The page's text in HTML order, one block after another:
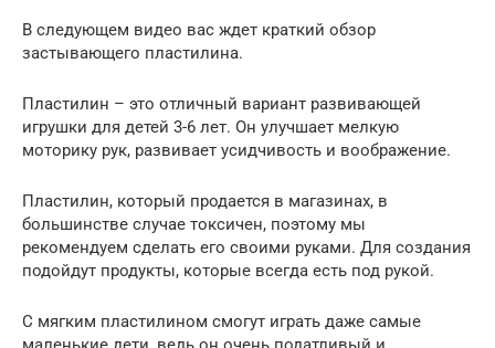
В следующем видео вас ждет краткий обзор
застывающего пластилина.
Пластилин – это отличный вариант развивающей
игрушки для детей 3-6 лет. Он улучшает мелкую
моторику рук, развивает усидчивость и воображение.
Пластилин, который продается в магазинах, в
большинстве случае токсичен, поэтому мы
рекомендуем сделать его своими руками. Для создания
подойдут продукты, которые всегда есть под рукой.
С мягким пластилином смогут играть даже самые